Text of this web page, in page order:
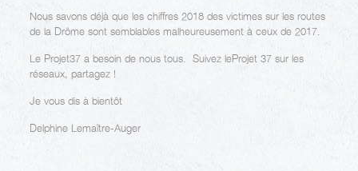
Nous savons déjà que les chiffres 2018 des victimes sur les routes
de la Drôme sont semblables malheureusement à ceux de 2017.
Le Projet37 a besoin de nous tous. Suivez leProjet 37 sur les
réseaux, partagez !
Je vous dis à bientôt
Delphine Lemaître-Auger